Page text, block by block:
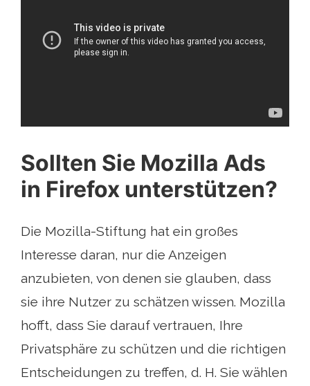
Sollten Sie Mozilla Ads
in Firefox unterstützen?
Die Mozilla-Stiftung hat ein großes
Interesse daran, nur die Anzeigen
anzubieten, von denen sie glauben, dass
sie ihre Nutzer zu schätzen wissen. Mozilla
hofft, dass Sie darauf vertrauen, Ihre
Privatsphäre zu schützen und die richtigen
Entscheidungen zu treffen, d. H. Sie wählen